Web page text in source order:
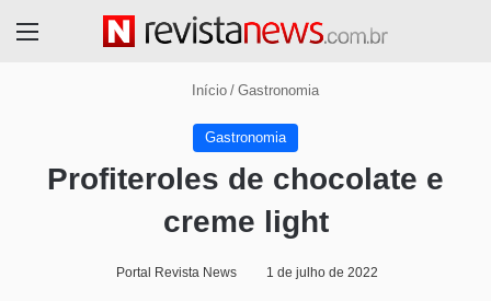
Início / Gastronomia
Gastronomia
Profiteroles de chocolate e
creme light
Portal Revista News 1 de julho de 2022